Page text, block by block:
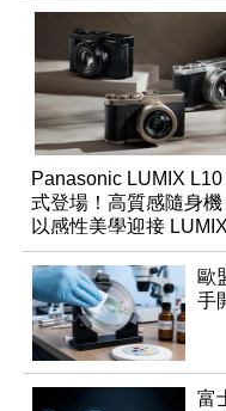
Panasonic LUMIX L10
式登場！高質感隨身機
以感性美學迎接
週年
歐
手
富